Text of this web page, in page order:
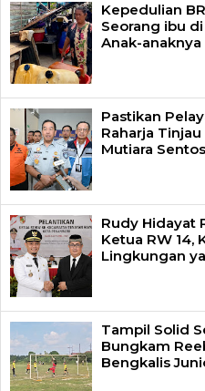
Kepedulian
Seorang ibu
Anak-
Pastikan
Raharja
Mutiara
Rudy Hidayat
Ketua RW 14,
Lingkungan
Tampil Solid
Bungkam
Bengkalis